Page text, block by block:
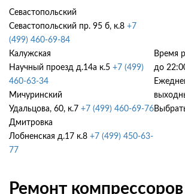
Севастопольский
Севастопольский пр. 95 б, к.8 +7
(499) 460-69-84
Калужская
Научный проезд д.14а к.5 +7 (499)
460-63-34
Мичуринский
Удальцова, 60, к.7 +7 (499) 460-69-76
Дмитровка
Лобненская д.17 к.8 +7 (499) 450-63-
77
Время
до
Ремонт компрессоров